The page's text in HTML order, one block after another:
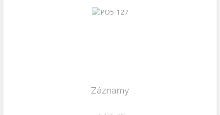
Záznamy